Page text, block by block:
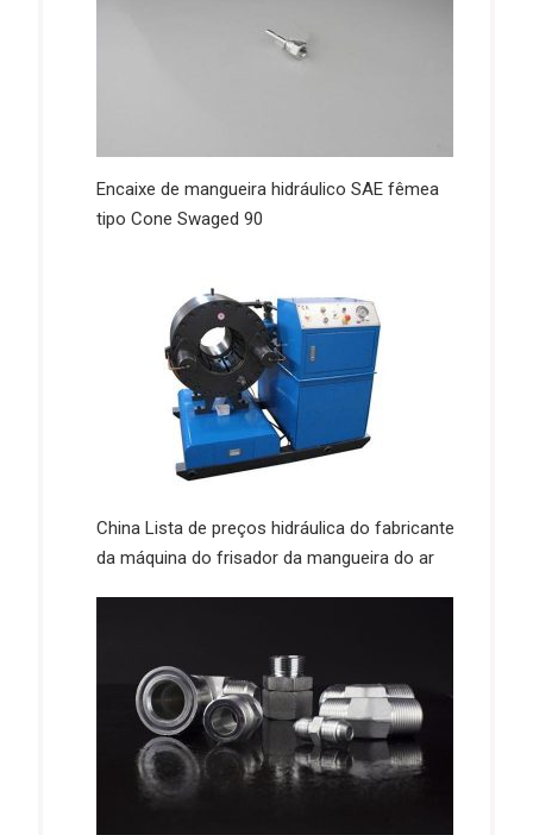
Encaixe de mangueira hidráulico SAE fêmea
tipo Cone Swaged 90
China Lista de preços hidráulica do fabricante
da máquina do frisador da mangueira do ar